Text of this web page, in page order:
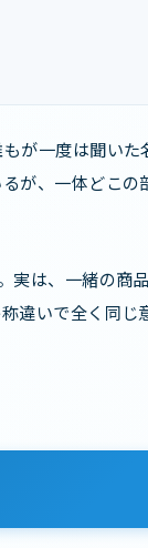
一度は聞いた
が、一体どこ
は、一緒の商
違いで全く同